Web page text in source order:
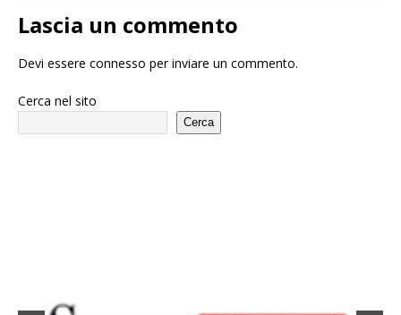
Lascia un commento
Devi essere connesso per inviare un commento.
Cerca nel sito
Cerca